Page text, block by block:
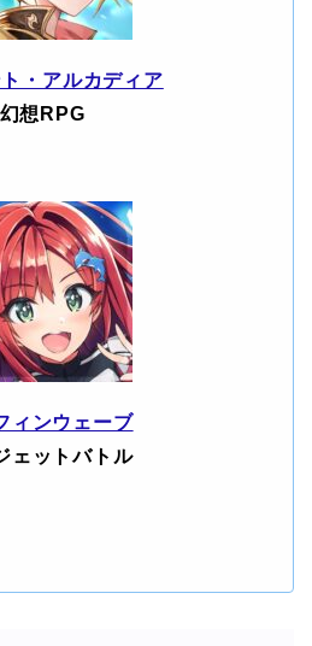
・アルカディア
幻想RPG
ィンウェーブ
ェットバトル